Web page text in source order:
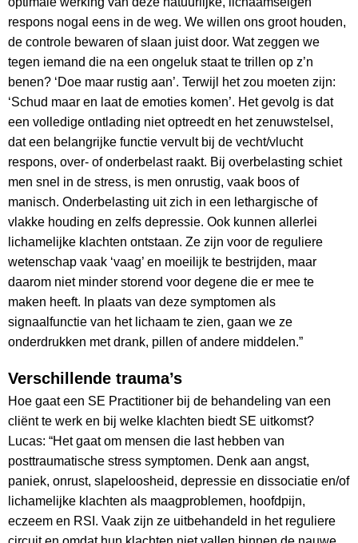
respons nogal eens in de weg. We willen ons groot houden,
de controle bewaren of slaan juist door. Wat zeggen we
tegen iemand die na een ongeluk staat te trillen op z’n
benen? ‘Doe maar rustig aan’. Terwijl het zou moeten zijn:
‘Schud maar en laat de emoties komen’. Het gevolg is dat
een volledige ontlading niet optreedt en het zenuwstelsel,
dat een belangrijke functie vervult bij de vecht/vlucht
respons, over- of onderbelast raakt. Bij overbelasting schiet
men snel in de stress, is men onrustig, vaak boos of
manisch. Onderbelasting uit zich in een lethargische of
vlakke houding en zelfs depressie. Ook kunnen allerlei
lichamelijke klachten ontstaan. Ze zijn voor de reguliere
wetenschap vaak ‘vaag’ en moeilijk te bestrijden, maar
daarom niet minder storend voor degene die er mee te
maken heeft. In plaats van deze symptomen als
signaalfunctie van het lichaam te zien, gaan we ze
onderdrukken met drank, pillen of andere middelen.”
Verschillende trauma’s
Hoe gaat een SE Practitioner bij de behandeling van een
cliënt te werk en bij welke klachten biedt SE uitkomst?
Lucas: “Het gaat om mensen die last hebben van
posttraumatische stress symptomen. Denk aan angst,
paniek, onrust, slapeloosheid, depressie en dissociatie en/of
lichamelijke klachten als maagproblemen, hoofdpijn,
eczeem en RSI. Vaak zijn ze uitbehandeld in het reguliere